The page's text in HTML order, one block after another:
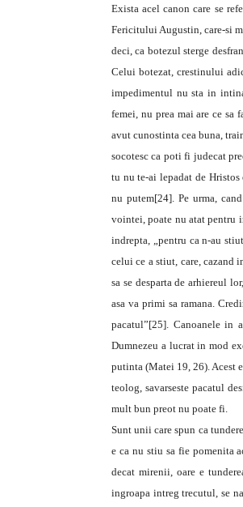
Exista acel canon care se
Fericitului Augustin, care-si
deci, ca botezul sterge
Celui botezat, crestinului
impedimentul nu sta in
femei, nu prea mai are ce sa
avut cunostinta cea buna,
socotesc ca poti fi judecat
tu nu te-ai lepadat de
nu putem[24]. Pe urma,
vointei, poate nu atat pentru
indrepta, „pentru ca n-au
celui ce a stiut, care, cazand
sa se desparta de arhiereul
asa va primi sa ramana.
pacatul”[25]. Canoanele in
Dumnezeu a lucrat in mod
putinta (Matei 19, 26). Acest
teolog, savarseste pacatul
mult bun preot nu poate fi.
Sunt unii care spun ca
e ca nu stiu sa fie pomenita
decat mirenii, oare e
ingroapa intreg trecutul, se